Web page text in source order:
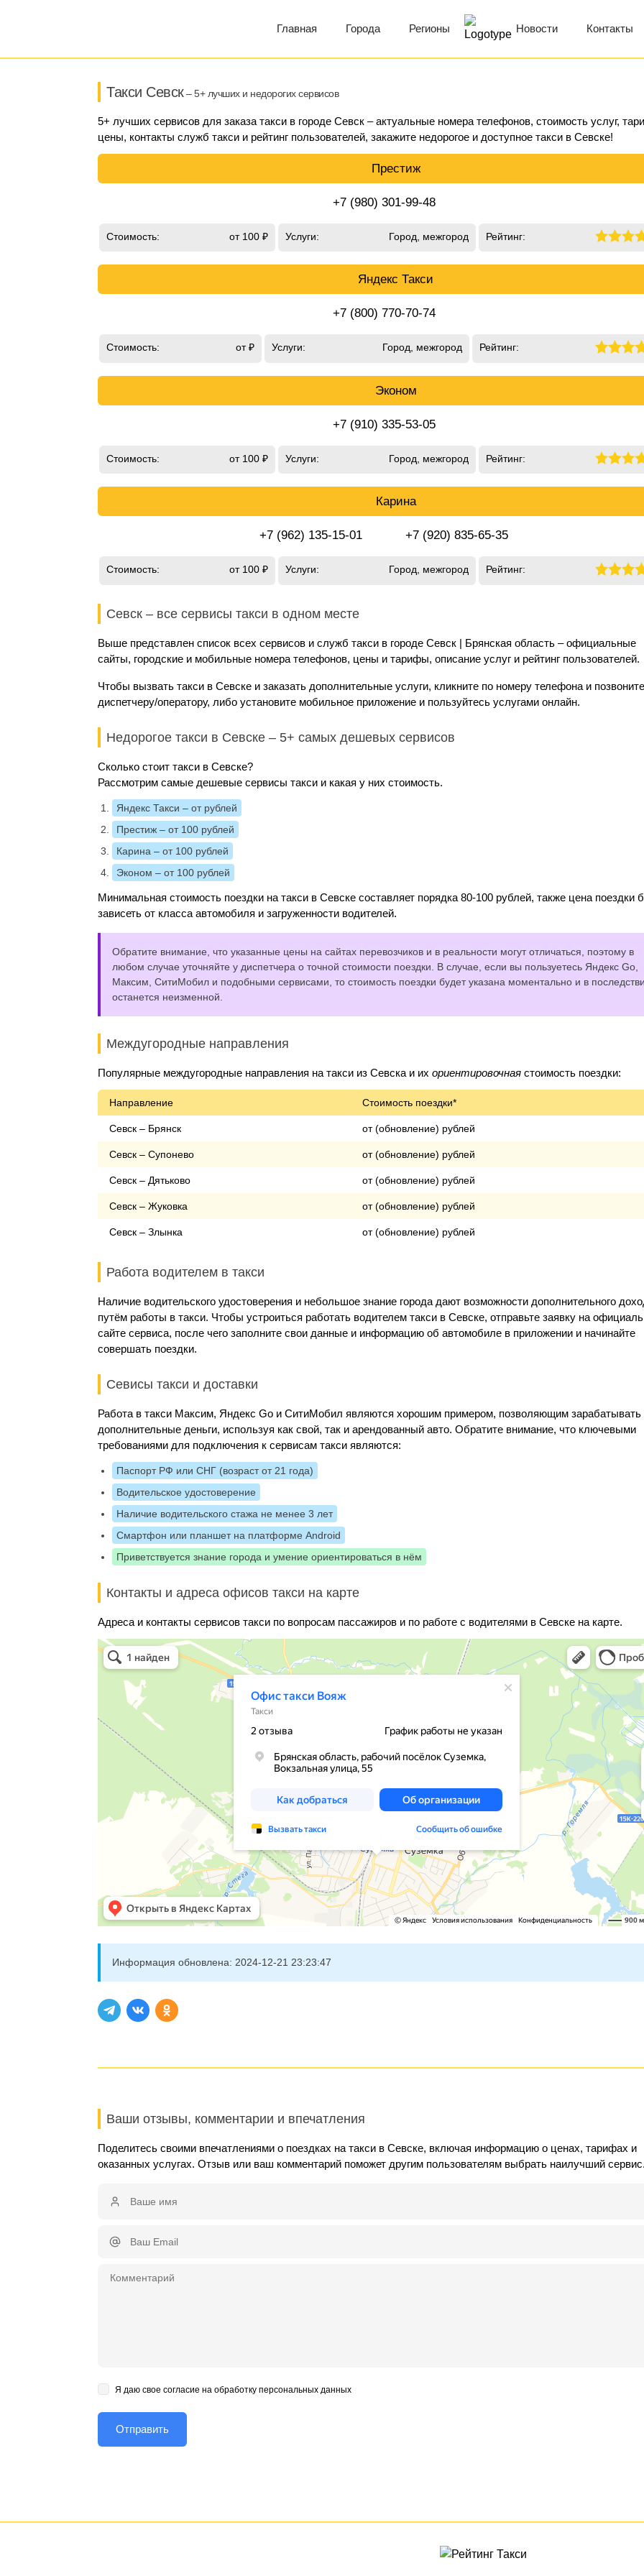
Главная Города Регионы Новости Контакты
Такси Севск– 5+ лучших и недорогих сервисов
5+ лучших сервисов для заказа такси в городе Севск – актуальные номера телефонов, стоимость услуг,
цены, контакты служб такси и рейтинг пользователей, закажите недорогое и доступное такси в Севске!
Престиж
+7 (980) 301-99-48
Стоимость: от 100 ₽ Услуги: Город, межгород Рейтинг:
Яндекс Такси
+7 (800) 770-70-74
Стоимость: от ₽ Услуги: Город, межгород Рейтинг:
Эконом
+7 (910) 335-53-05
Стоимость: от 100 ₽ Услуги: Город, межгород Рейтинг:
Карина
+7 (962) 135-15-01 +7 (920) 835-65-35
Стоимость: от 100 ₽ Услуги: Город, межгород Рейтинг:
Севск – все сервисы такси в одном месте
Выше представлен список всех сервисов и служб такси в городе Севск | Брянская область – официальные
сайты, городские и мобильные номера телефонов, цены и тарифы, описание услуг и рейтинг пользователей.
Чтобы вызвать такси в Севске и заказать дополнительные услуги, кликните по номеру телефона и позвоните
диспетчеру/оператору, либо установите мобильное приложение и пользуйтесь услугами онлайн.
Недорогое такси в Севске – 5+ самых дешевых сервисов
Сколько стоит такси в Севске?
Рассмотрим самые дешевые сервисы такси и какая у них стоимость.
Яндекс Такси – от рублей
Престиж – от 100 рублей
Карина – от 100 рублей
Эконом – от 100 рублей
Минимальная стоимость поездки на такси в Севске составляет порядка 80-100 рублей, также цена поездки
зависеть от класса автомобиля и загруженности водителей.
Обратите внимание, что указанные цены на сайтах перевозчиков и в реальности могут отличаться, поэтому в
любом случае уточняйте у диспетчера о точной стоимости поездки. В случае, если вы пользуетесь Яндекс Go,
Максим, СитиМобил и подобными сервисами, то стоимость поездки будет указана моментально и в
останется неизменной.
Междугородные направления
Популярные междугородные направления на такси из Севска и их ориентировочная стоимость поездки:
Направление Стоимость поездки*
Севск – Брянск от (обновление) рублей
Севск – Супонево от (обновление) рублей
Севск – Дятьково от (обновление) рублей
Севск – Жуковка от (обновление) рублей
Севск – Злынка от (обновление) рублей
Работа водителем в такси
Наличие водительского удостоверения и небольшое знание города дают возможности дополнительного
путём работы в такси. Чтобы устроиться работать водителем такси в Севске, отправьте заявку на
сайте сервиса, после чего заполните свои данные и информацию об автомобиле в приложении и начинайте
совершать поездки.
Севисы такси и доставки
Работа в такси Максим, Яндекс Go и СитиМобил являются хорошим примером, позволяющим зарабатывать
дополнительные деньги, используя как свой, так и арендованный авто. Обратите внимание, что ключевыми
требованиями для подключения к сервисам такси являются:
Паспорт РФ или СНГ (возраст от 21 года)
Водительское удостоверение
Наличие водительского стажа не менее 3 лет
Смартфон или планшет на платформе Android
Приветствуется знание города и умение ориентироваться в нём
Контакты и адреса офисов такси на карте
Адреса и контакты сервисов такси по вопросам пассажиров и по работе с водителями в Севске на карте.
Информация обновлена: 2024-12-21 23:23:47
Ваши отзывы, комментарии и впечатления
Поделитесь своими впечатлениями о поездках на такси в Севске, включая информацию о ценах, тарифах и
оказанных услугах. Отзыв или ваш комментарий поможет другим пользователям выбрать наилучший
Я даю свое согласие на обработку персональных данных